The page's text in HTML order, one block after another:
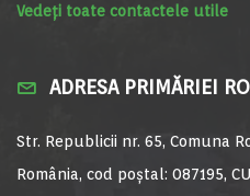
Vedeți toate contactele utile
ADRESA PRIMĂRIEI
Str. Republicii nr. 65, Comuna
România, cod poștal: 087195,